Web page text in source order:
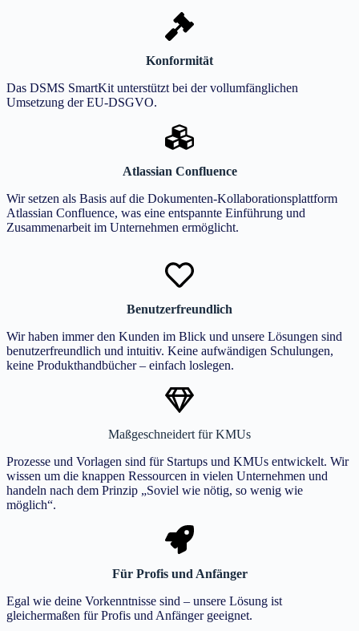
Konformität
Das DSMS SmartKit unterstützt bei der vollumfänglichen
Umsetzung der EU-DSGVO.
Atlassian Confluence
Wir setzen als Basis auf die Dokumenten-Kollaborationsplattform
Atlassian Confluence, was eine entspannte Einführung und
Zusammenarbeit im Unternehmen ermöglicht.
Benutzerfreundlich
Wir haben immer den Kunden im Blick und unsere Lösungen sind
benutzerfreundlich und intuitiv. Keine aufwändigen Schulungen,
keine Produkthandbücher – einfach loslegen.
Maßgeschneidert für KMUs
Prozesse und Vorlagen sind für Startups und KMUs entwickelt. Wir
wissen um die knappen Ressourcen in vielen Unternehmen und
handeln nach dem Prinzip „Soviel wie nötig, so wenig wie
möglich“.
Für Profis und Anfänger
Egal wie deine Vorkenntnisse sind – unsere Lösung ist
gleichermaßen für Profis und Anfänger geeignet.